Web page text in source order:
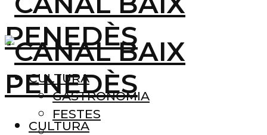
CULTURA
GASTRONOMIA
FESTES
CULTURA